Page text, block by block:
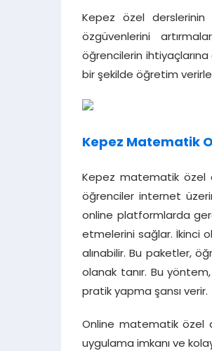
Kepez özel derslerinin
özgüvenlerini
öğrencilerin
bir şekilde öğretim
Kepez Matematik
Kepez matematik özel
öğrenciler internet
online platformlarda
etmelerini sağlar. İkinci
alınabilir. Bu paketler,
olanak tanır. Bu
pratik yapma şansı verir.
Online matematik özel
uygulama imkanı ve